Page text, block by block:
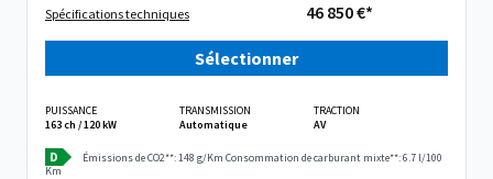
Spécifications techniques 46 850 €*
Sélectionner
PUISSANCE
163 ch / 120 kW
TRANSMISSION
Automatique
TRACTION
AV
D Émissions de CO2**: 148 g/Km Consommation de carburant mixte**: 6.7 l/100
Km